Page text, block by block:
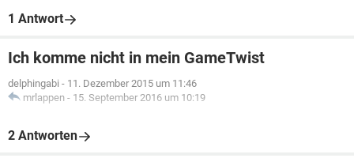
1 Antwort
Ich komme nicht in mein GameTwist
delphingabi - 11. Dezember 2015 um 11:46
mrlappen - 15. September 2016 um 10:19
2 Antworten